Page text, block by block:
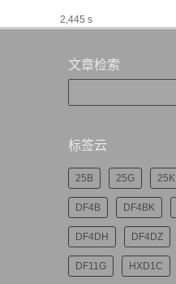
2,445 s
文章检索
标签云
25B 25G 25K
DF4B DF4BK
DF4DH DF4DZ
DF11G HXD1C